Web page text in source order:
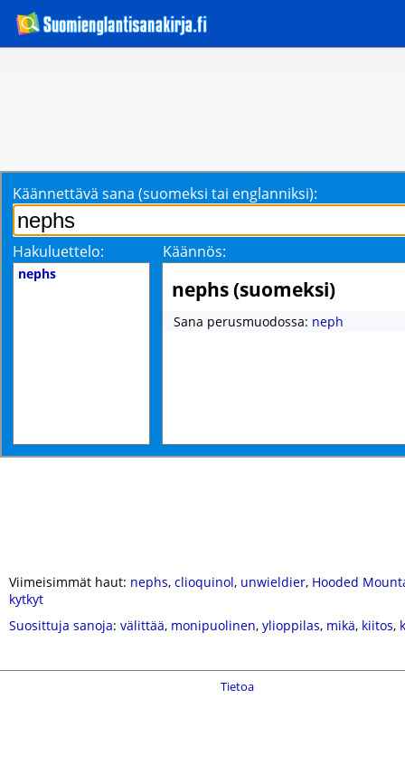
Käännettävä sana (suomeksi tai englanniksi):
Hakuluettelo: Käännös:
nephs
nephs (suomeksi)
Sana perusmuodossa: neph
Viimeisimmät haut: nephs, clioquinol, unwieldier, Hooded
kytkyt
Suosittuja sanoja: välittää, monipuolinen, ylioppilas, mikä, kiitos,
Tietoa